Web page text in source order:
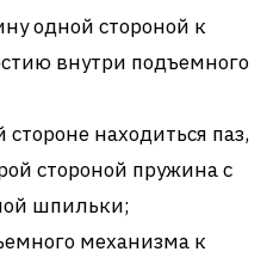
одной стороной к
внутри подъемного
находиться паз,
стороной пружина с
шпильки;
механизма к